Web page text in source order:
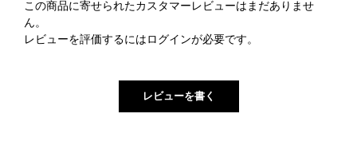
この商品に寄せられたカスタマーレビューはまだありませ
ん。
レビューを評価するには ログインが必要です。